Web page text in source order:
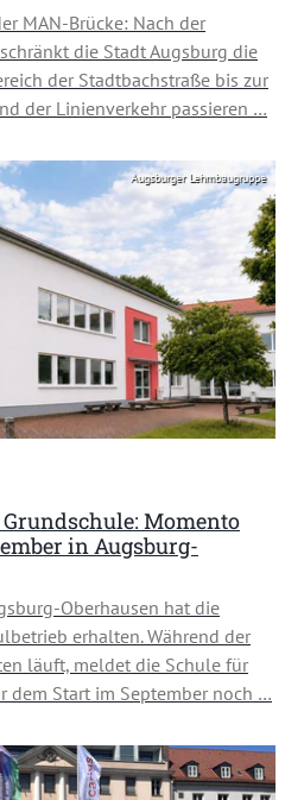
MAN-Brücke: Nach der
die Stadt Augsburg die
der Stadtbachstraße bis zur
der Linienverkehr passieren …
Augsburger Lehmbaugruppe
Momento
in Augsburg-
Oberhausen hat die
erhalten. Während der
läuft, meldet die Schule für
dem Start im September noch …